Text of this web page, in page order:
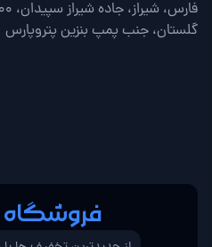
گلستان، جنب پمپ بنزین پتروپارس
فروشگاه